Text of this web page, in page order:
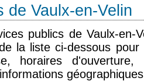
de Vaulx-en-Velin
publics de Vaulx-en-
la liste ci-dessous
horaires